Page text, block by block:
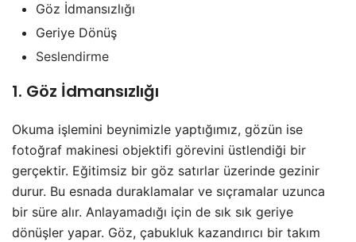
Göz İdmansızlığı
Geriye Dönüş
Seslendirme
1. Göz İdmansızlığı
Okuma işlemini beynimizle yaptığımız, gözün ise
fotoğraf makinesi objektifi görevini üstlendiği bir
gerçektir. Eğitimsiz bir göz satırlar üzerinde gezinir
durur. Bu esnada duraklamalar ve sıçramalar uzunca
bir süre alır. Anlayamadığı için de sık sık geriye
dönüşler yapar. Göz, çabukluk kazandırıcı bir takım